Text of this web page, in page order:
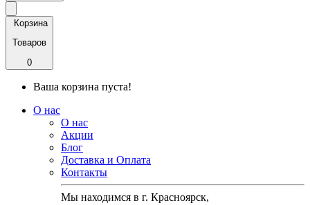
Корзина
Товаров
0
Ваша корзина пуста!
О нас
О нас
Акции
Блог
Доставка и Оплата
Контакты
Мы находимся в г. Красноярск,